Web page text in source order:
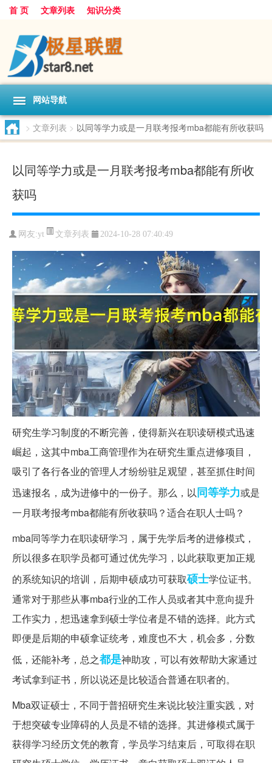
首 页 文章列表 知识分类
网站导航
> 文章列表 > 以同等学力或是一月联考报考mba都能有所收获吗
以同等学力或是一月联考报考mba都能有所收
获吗
网友:yt 文章列表 2024-10-28 07:40:49
研究生学习制度的不断完善，使得新兴在职读研模式迅速
崛起，这其中mba工商管理作为在研究生重点进修项目，
吸引了各行各业的管理人才纷纷驻足观望，甚至抓住时间
迅速报名，成为进修中的一份子。那么，以同等学力或是
一月联考报考mba都能有所收获吗？适合在职人士吗？
mba同等学力在职读研学习，属于先学后考的进修模式，
所以很多在职学员都可通过优先学习，以此获取更加正规
的系统知识的培训，后期申硕成功可获取硕士学位证书。
通常对于那些从事mba行业的工作人员或者其中意向提升
工作实力，想迅速拿到硕士学位者是不错的选择。此方式
即便是后期的申硕拿证统考，难度也不大，机会多，分数
低，还能补考，总之都是神助攻，可以有效帮助大家通过
考试拿到证书，所以说还是比较适合普通在职者的。
Mba双证硕士，不同于普招研究生来说比较注重实践，对
于想突破专业障碍的人员是不错的选择。其进修模式属于
获得学习经历文凭的教育，学员学习结束后，可取得在职